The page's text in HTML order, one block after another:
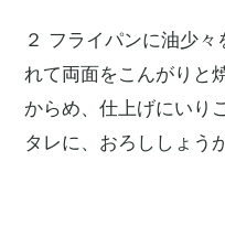
２ フライパンに油少
れて両面をこんがりと
からめ、仕上げにいり
タレに、おろししょう